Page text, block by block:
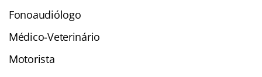
Fonoaudiólogo
Médico-Veterinário
Motorista